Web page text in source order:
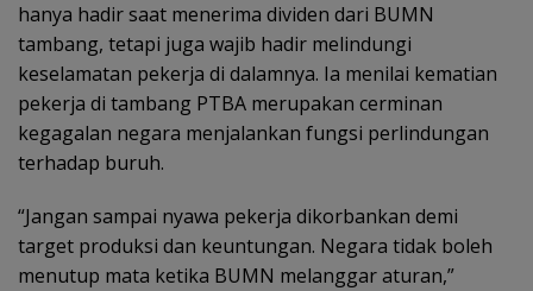
hanya hadir saat menerima dividen dari BUMN
tambang, tetapi juga wajib hadir melindungi
keselamatan pekerja di dalamnya. Ia menilai kematian
pekerja di tambang PTBA merupakan cerminan
kegagalan negara menjalankan fungsi perlindungan
terhadap buruh.
“Jangan sampai nyawa pekerja dikorbankan demi
target produksi dan keuntungan. Negara tidak boleh
menutup mata ketika BUMN melanggar aturan,”